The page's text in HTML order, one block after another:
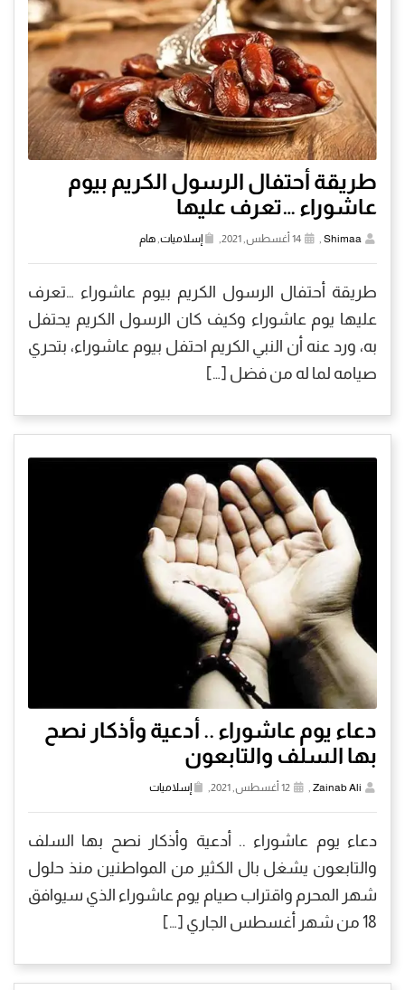
طريقة أحتفال الرسول الكريم بيوم
عاشوراء …تعرف عليها
Shimaa
, إسلاميات,هام
طريقة أحتفال الرسول الكريم بيوم عاشوراء …تعرف
عليها يوم عاشوراء وكيف كان الرسول الكريم يحتفل
به، ورد عنه أن النبي الكريم احتفل بيوم عاشوراء، بتحري
صيامه لما له من فضل […]
دعاء يوم عاشوراء .. أدعية وأذكار نصح
بها السلف والتابعون
Zainab Ali
, إسلاميات
دعاء يوم عاشوراء .. أدعية وأذكار نصح بها السلف
والتابعون يشغل بال الكثير من المواطنين منذ حلول
شهر المحرم واقتراب صيام يوم عاشوراء الذي سيوافق
18 من شهر أغسطس الجاري […]